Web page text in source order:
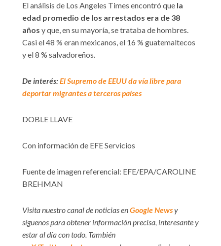
El análisis de Los Angeles Times encontró que la
edad promedio de los arrestados era de 38
años y que, en su mayoría, se trataba de hombres.
Casi el 48 % eran mexicanos, el 16 % guatemaltecos
y el 8 % salvadoreños.
De interés:El Supremo de EEUU da vía libre para
deportar migrantes a terceros países
DOBLE LLAVE
Con información de EFE Servicios
Fuente de imagen referencial: EFE/EPA/CAROLINE
BREHMAN
Visita nuestro canal de noticias enGoogle Newsy
síguenos para obtener información precisa, interesante y
estar al día con todo. También